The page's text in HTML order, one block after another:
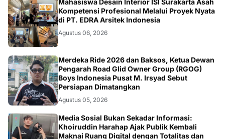
di PT. EDRA Arsitek Indonesia
Agustus 06, 2026
NASIONAL
Pengarah Road Glid Owner Group (RGOG)
Boys Indonesia Pusat M. Irsyad Sebut
Persiapan Dimatangkan
Agustus 05, 2026
OPINI
Khoiruddin Harahap Ajak Publik Kembali
Maknai Ruang Digital dengan Totalitas dan
Loyalitas